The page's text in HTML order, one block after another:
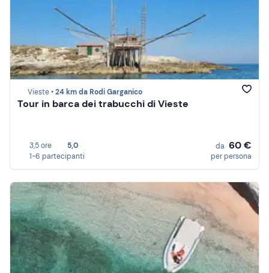
Vieste •24 km da Rodi Garganico
Tour in barca dei trabucchi di Vieste
3,5 ore
5,0
1-6 partecipanti
da 60 €
per persona